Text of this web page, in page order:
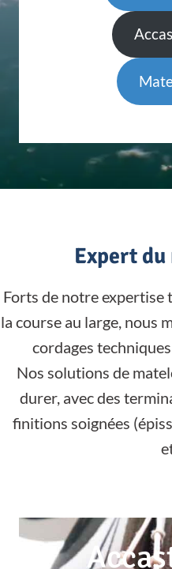
Expert
Forts de notre expertise
la course au large, nous
cordages
Nos solutions de
durer, avec des
finitions soignées